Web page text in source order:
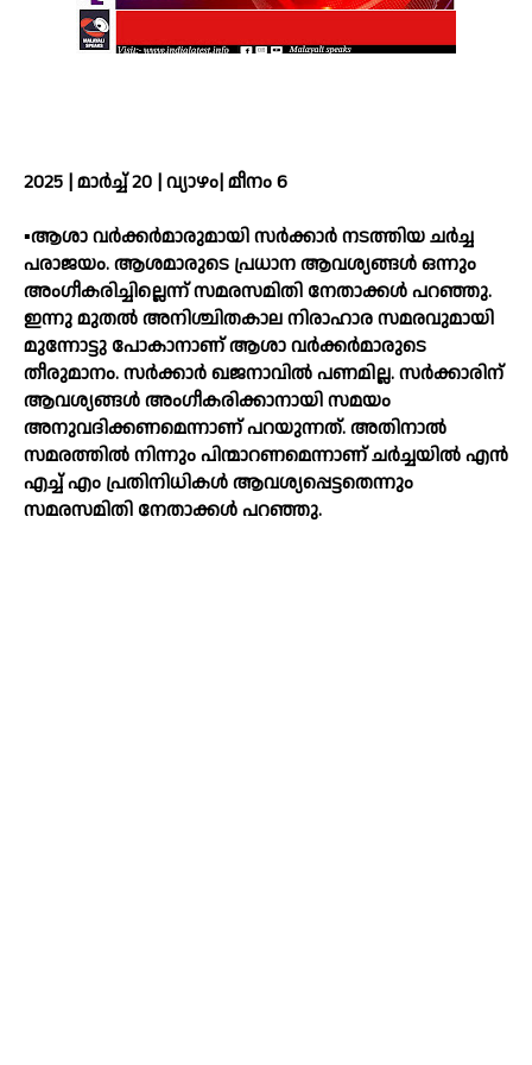
2025 | മാർച്ച് 20 | വ്യാഴം| മീനം 6
▪️ആശാ വർക്കർമാരുമായി സർക്കാർ നടത്തിയ ചർച്ച
പരാജയം. ആശമാരുടെ പ്രധാന ആവശ്യങ്ങൾ ഒന്നും
അംഗീകരിച്ചില്ലെന്ന് സമരസമിതി നേതാക്കൾ പറഞ്ഞു.
ഇന്നു മുതൽ അനിശ്ചിതകാല നിരാഹാര സമരവുമായി
മുന്നോട്ടു പോകാനാണ് ആശാ വർക്കർമാരുടെ
തീരുമാനം. സർക്കാർ ഖജനാവിൽ പണമില്ല. സർക്കാരിന്
ആവശ്യങ്ങൾ അംഗീകരിക്കാനായി സമയം
അനുവദിക്കണമെന്നാണ് പറയുന്നത്. അതിനാൽ
സമരത്തിൽ നിന്നും പിന്മാറണമെന്നാണ് ചർച്ചയിൽ എൻ
എച്ച് എം പ്രതിനിധികൾ ആവശ്യപ്പെട്ടതെന്നും
സമരസമിതി നേതാക്കൾ പറഞ്ഞു.